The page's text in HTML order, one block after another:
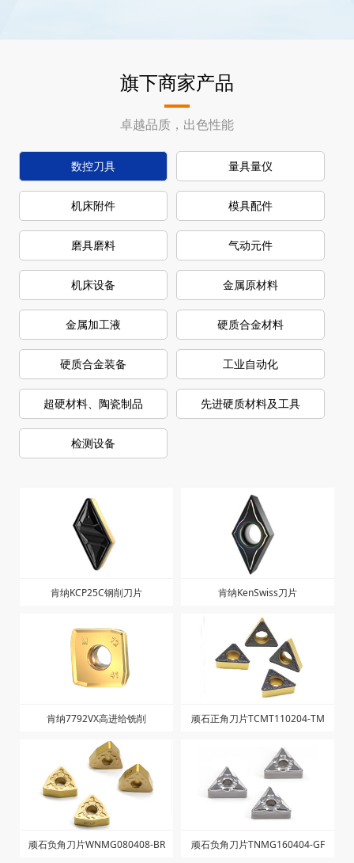
旗下商家产品
卓越品质，出色性能
数控刀具 量具量仪
机床附件 模具配件
磨具磨料 气动元件
机床设备 金属原材料
金属加工液 硬质合金材料
硬质合金装备 工业自动化
超硬材料、陶瓷制品 先进硬质材料及工具
检测设备
肯纳KCP25C钢削刀片 肯纳KenSwiss刀片
肯纳7792VX高进给铣削 顽石正角刀片TCMT110204-TM
顽石负角刀片WNMG080408-BR 顽石负角刀片TNMG160404-GF